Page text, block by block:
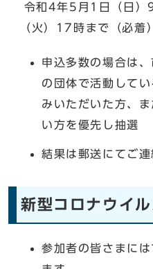
令和4年5月1日（日）
（火）17時まで（必
申込多数の場合は
の団体で活動して
みいただいた方、
い方を優先し抽選
結果は郵送にてご連
新型コロナウイ
参加者の皆さまに